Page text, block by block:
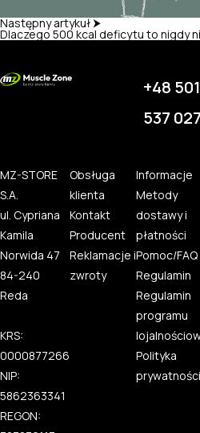
Następny artykuł ⮞
Dlaczego 500 kcal deficytu to nigdy
+48 501
537 027
MZ-STORE
S.A.
ul. Cypriana
Kamila
Norwida 47
84-240
Reda
KRS:
0000877266
NIP:
5862363341
REGON:
Obsługa
klienta
Kontakt
Producent
Reklamacje i
zwroty
Informacje
Metody
dostawy i
płatności
Pomoc/FAQ
Regulamin
Regulamin
programu
Polityka
prywatności